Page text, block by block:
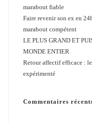
marabout fiable
Faire revenir son ex en
marabout compétent
LE PLUS GRAND ET
MONDE ENTIER
Retour affectif efficace :
expérimenté
Commentaires